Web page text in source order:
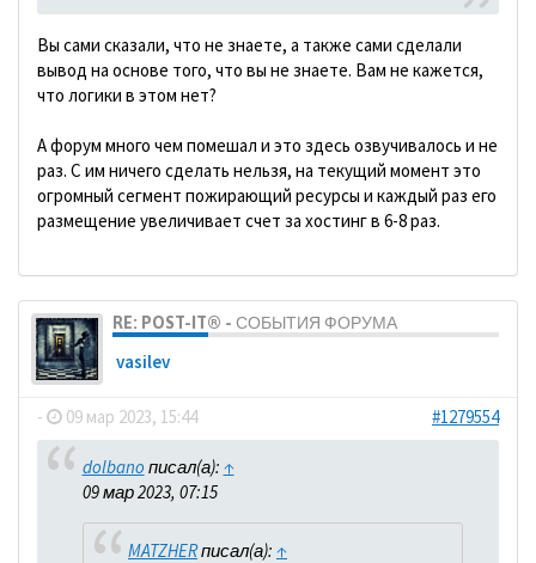
Вы сами сказали, что не знаете, а также сами сделали
вывод на основе того, что вы не знаете. Вам не кажется,
что логики в этом нет?
А форум много чем помешал и это здесь озвучивалось и не
раз. С им ничего сделать нельзя, на текущий момент это
огромный сегмент пожирающий ресурсы и каждый раз его
размещение увеличивает счет за хостинг в 6-8 раз.
RE: POST-IT® - СОБЫТИЯ ФОРУМА
vasilev
- 09 мар 2023, 15:44 #1279554
dolbano писал(а): ↑
09 мар 2023, 07:15
MATZHERписал(а): ↑